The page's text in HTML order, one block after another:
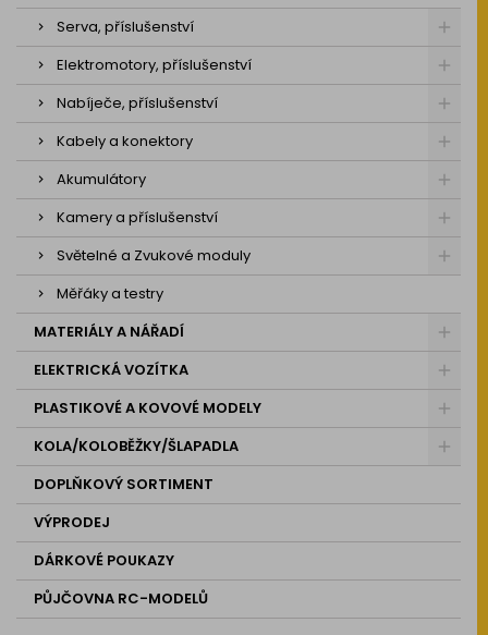
Serva, příslušenství
Elektromotory, příslušenství
Nabíječe, příslušenství
Kabely a konektory
Akumulátory
Kamery a příslušenství
Světelné a Zvukové moduly
Měřáky a testry
MATERIÁLY A NÁŘADÍ
ELEKTRICKÁ VOZÍTKA
PLASTIKOVÉ A KOVOVÉ MODELY
KOLA/KOLOBĚŽKY/ŠLAPADLA
DOPLŇKOVÝ SORTIMENT
VÝPRODEJ
DÁRKOVÉ POUKAZY
PŮJČOVNA RC-MODELŮ